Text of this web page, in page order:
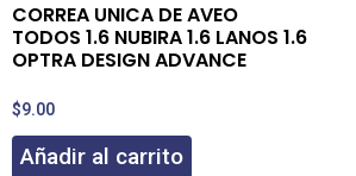
CORREA UNICA DE AVEO
TODOS 1.6 NUBIRA 1.6 LANOS 1.6
OPTRA DESIGN ADVANCE
$9.00
Añadir al carrito